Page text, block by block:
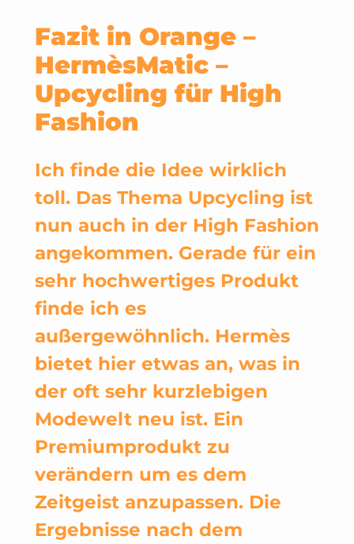
Fazit in Orange –
HermèsMatic –
Upcycling für High
Fashion
Ich finde die Idee wirklich
toll. Das Thema Upcycling ist
nun auch in der High Fashion
angekommen. Gerade für ein
sehr hochwertiges Produkt
finde ich es
außergewöhnlich. Hermès
bietet hier etwas an, was in
der oft sehr kurzlebigen
Modewelt neu ist. Ein
Premiumprodukt zu
verändern um es dem
Zeitgeist anzupassen. Die
Ergebnisse nach dem